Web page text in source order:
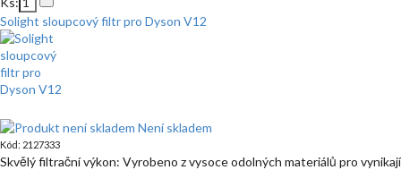
Solight sloupcový filtr pro Dyson V12
Není skladem
Kód: 2127333
Skvělý filtrační výkon: Vyrobeno z vysoce odolných materiálů pro